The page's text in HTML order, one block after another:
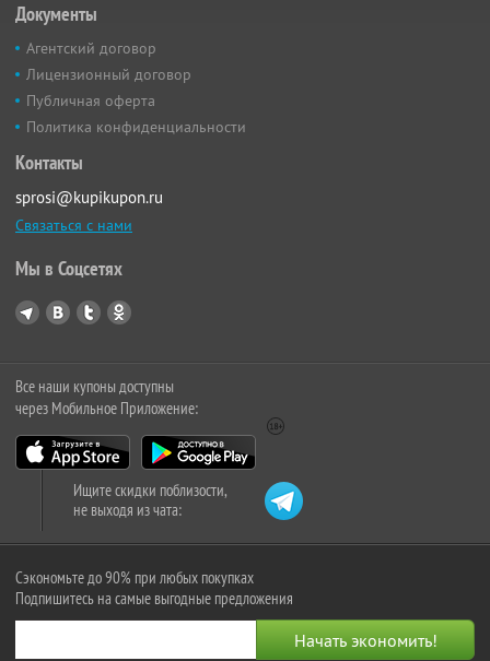
Документы
Агентский договор
Лицензионный договор
Публичная оферта
Политика конфиденциальности
Контакты
sprosi@kupikupon.ru
Связаться с нами
Мы в Соцсетях
Все наши купоны доступны
через Мобильное Приложение:
Ищите скидки поблизости,
не выходя из чата:
Сэкономьте до 90% при любых покупках
Подпишитесь на самые выгодные предложения